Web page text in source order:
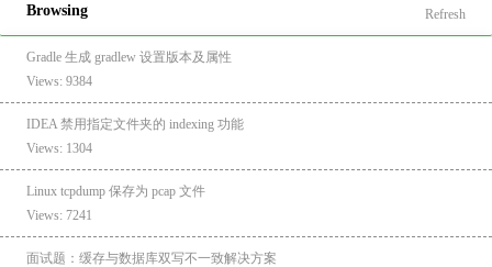
Browsing Refresh
Gradle 生成 gradlew 设置版本及属性
Views: 9384
IDEA 禁用指定文件夹的 indexing 功能
Views: 1304
Linux tcpdump 保存为 pcap 文件
Views: 7241
面试题：缓存与数据库双写不一致解决方案